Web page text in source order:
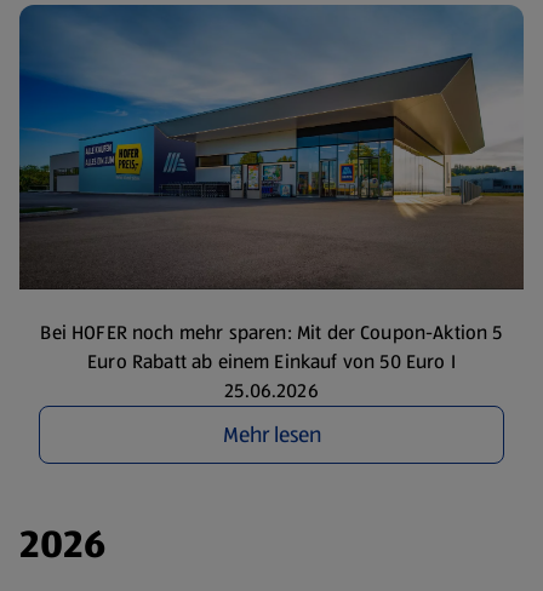
Bei HOFER noch mehr sparen: Mit der Coupon-Aktion 5
Euro Rabatt ab einem Einkauf von 50 Euro I
25.06.2026
Mehr lesen
2026